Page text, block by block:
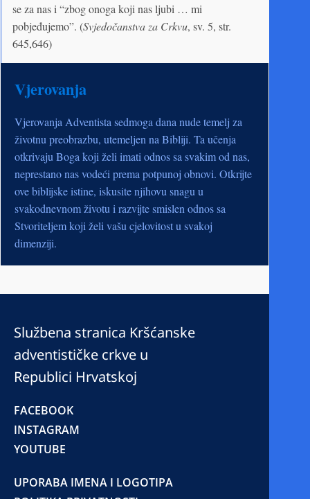
se za nas i “zbog onoga koji nas ljubi … mi
pobjeđujemo”. (Svjedočanstva za Crkvu, sv. 5, str.
645,646)
Vjerovanja
Vjerovanja Adventista sedmoga dana nude temelj za
životnu preobrazbu, utemeljen na Bibliji. Ta učenja
otkrivaju Boga koji želi imati odnos sa svakim od nas,
neprestano nas vodeći prema potpunoj obnovi. Otkrijte
ove biblijske istine, iskusite njihovu snagu u
svakodnevnom životu i razvijte smislen odnos sa
Stvoriteljem koji želi vašu cjelovitost u svakoj
dimenziji.
Službena stranica Kršćanske
adventističke crkve u
Republici Hrvatskoj
FACEBOOK
INSTAGRAM
YOUTUBE
UPORABA IMENA I LOGOTIPA